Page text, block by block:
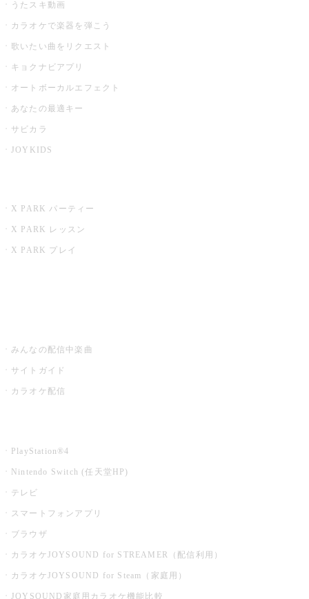
うたスキ動画
カラオケで楽器を弾こう
歌いたい曲をリクエスト
キョクナビアプリ
オートボーカルエフェクト
あなたの最適キー
サビカラ
JOYKIDS
X PARK パーティー
X PARK レッスン
X PARK プレイ
みんなの配信中楽曲
サイトガイド
カラオケ配信
PlayStation®4
Nintendo Switch (任天堂HP)
テレビ
スマートフォンアプリ
ブラウザ
カラオケJOYSOUND for STREAMER（配信利用）
カラオケJOYSOUND for Steam（家庭用）
JOYSOUND家庭用カラオケ機能比較